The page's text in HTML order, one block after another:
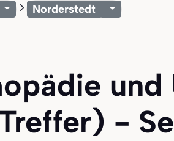
Norderstedt
-